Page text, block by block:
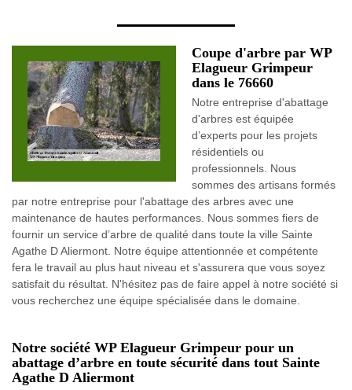
Coupe d'arbre par WP
Elagueur Grimpeur
dans le 76660
Notre entreprise d'abattage
d'arbres est équipée
d’experts pour les projets
résidentiels ou
professionnels. Nous
sommes des artisans formés
par notre entreprise pour l'abattage des arbres avec une
maintenance de hautes performances. Nous sommes fiers de
fournir un service d’arbre de qualité dans toute la ville Sainte
Agathe D Aliermont. Notre équipe attentionnée et compétente
fera le travail au plus haut niveau et s'assurera que vous soyez
satisfait du résultat. N'hésitez pas de faire appel à notre société si
vous recherchez une équipe spécialisée dans le domaine.
Notre société WP Elagueur Grimpeur pour un
abattage d’arbre en toute sécurité dans tout Sainte
Agathe D Aliermont